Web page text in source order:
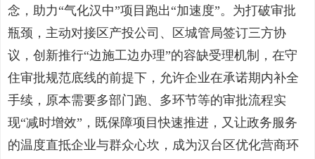
念，助力“气化汉中”项目跑出“加速度”。为打破审批
瓶颈，主动对接区产投公司、区城管局签订三方协
议，创新推行“边施工边办理”的容缺受理机制，在守
住审批规范底线的前提下，允许企业在承诺期内补全
手续，原本需要多部门跑、多环节等的审批流程实
现“减时增效”，既保障项目快速推进，又让政务服务
的温度直抵企业与群众心坎，成为汉台区优化营商环